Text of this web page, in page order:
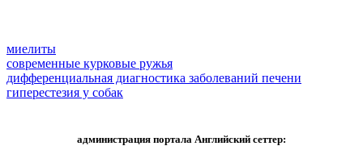
миелиты
современные курковые ружья
дифференциальная диагностика заболеваний печени
гиперестезия у собак
администрация портала Английский сеттер: